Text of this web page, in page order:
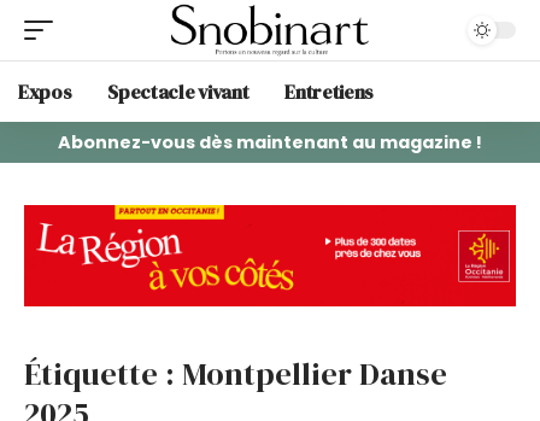
Expos Spectacle vivant Entretiens
Abonnez-vous dès maintenant au magazine !
Étiquette : Montpellier Danse